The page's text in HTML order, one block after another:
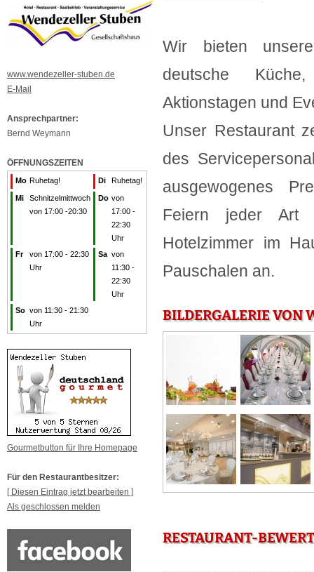
www.wendezeller-stuben.de
E-Mail
Ansprechpartner:
Bernd Weymann
ÖFFNUNGSZEITEN
Mo Ruhetag! Di Ruhetag!
Mi
Schnitzelmittwoch
von 17:00 -20:30
Do von
17:00 -
22:30
Uhr
Fr
von 17:00 - 22:30
Uhr
Sa von
11:30 -
22:30
Uhr
So von 11:30 - 21:30
Uhr
Gourmetbutton für Ihre Homepage
Für den Restaurantbesitzer:
[ Diesen Eintrag jetzt bearbeiten ]
Als geschlossen melden
Wir bieten
deutsche
Aktionstagen und
Unser Restaurant
des
ausgewogenes
Feiern jeder Art
Hotelzimmer im
Pauschalen an.
BILDERGALERIE VON
RESTAURANT-